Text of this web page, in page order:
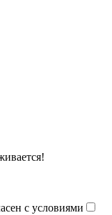
с условиями